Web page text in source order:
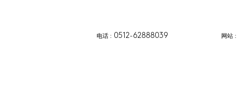
电话 : 0512-62888039 网站 :